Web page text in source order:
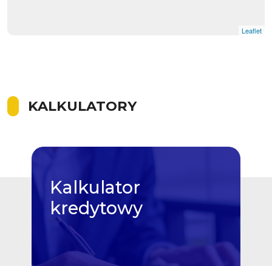
Leaflet
KALKULATORY
Kalkulator
kredytowy